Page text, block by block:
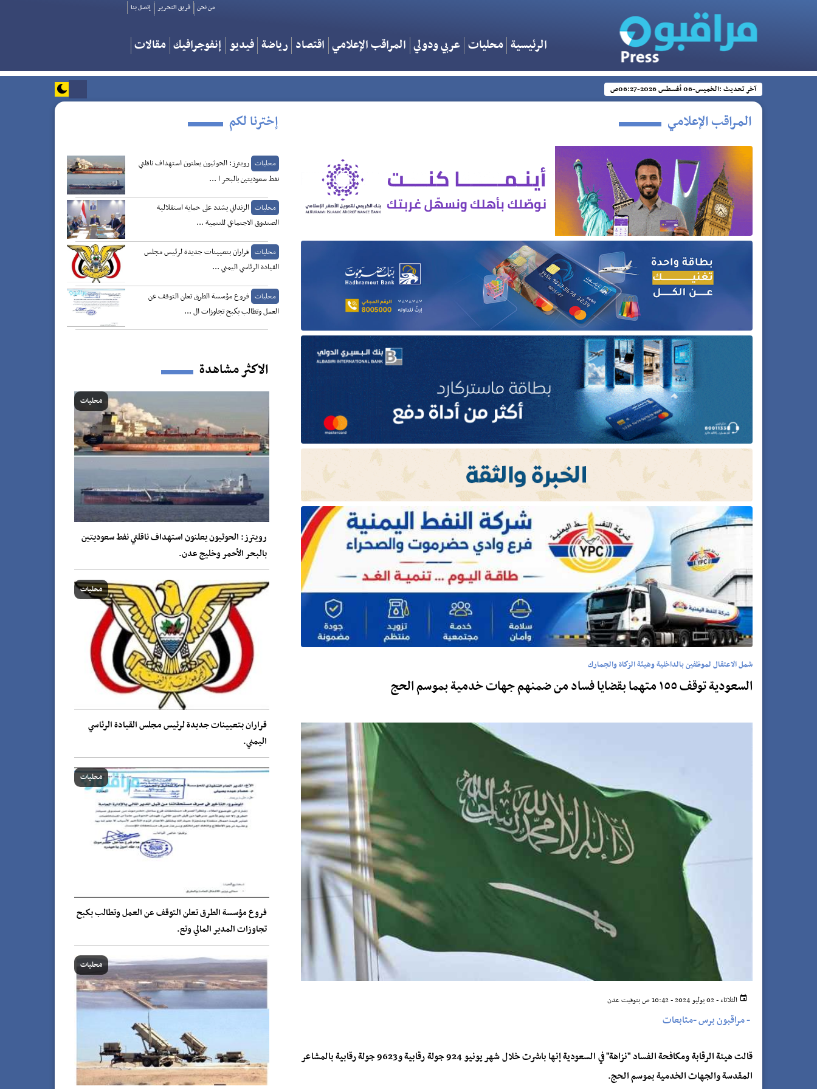
من نحن فريق التحرير إتصل بنا
الرئيسية محليات عربي ودولي المراقب الإعلامي اقتصاد رياضة فيديو إنفوجرافيك مقالات
آخر تحديث :الخميس-06 أغسطس 2026-06:27ص
المراقب الإعلامي
شمل الاعتقال لموظفين بالداخلية وهيئة الزكاة والجمارك
السعودية توقف ١٥٥ متهما بقضايا فساد من ضمنهم جهات خدمية بموسم الحج
الثلاثاء - 02 يوليو 2024 - 10:42 ص بتوقيت عدن
-مراقبون برس -متابعات
قالت هيئة الرقابة ومكافحة الفساد "نزاهة" في السعودية إنها باشرت خلال شهر يونيو 924 جولة رقابية و9623 جولة رقابية بالمشاعر
المقدسة والجهات الخدمية بموسم الحج.
إخترنا لكم
محليات رويترز: الحوثيون يعلنون استهداف ناقلتي
نفط سعوديتين بالبحر ا ...
محليات الزنداني يشدد على حماية استقلالية
الصندوق الاجتماعي للتنمية ...
محليات قراران بتعيينات جديدة لرئيس مجلس
القيادة الرئاسي اليمني ...
محليات فروع مؤسسة الطرق تعلن التوقف عن
العمل وتطالب بكبح تجاوزات ال ...
الاكثر مشاهدة
محليات
رويترز: الحوثيون يعلنون استهداف ناقلتي نفط سعوديتين
بالبحر الأحمر وخليج عدن.
محليات
قراران بتعيينات جديدة لرئيس مجلس القيادة الرئاسي
اليمني.
محليات
فروع مؤسسة الطرق تعلن التوقف عن العمل وتطالب بكبح
تجاوزات المدير المالي وتع.
محليات